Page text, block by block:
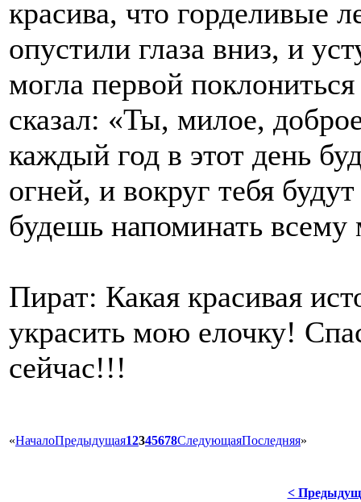
красива, что горделивые
опустили глаза вниз, и
могла первой
сказал: «Ты, милое,
каждый год в этот день
огней, и вокруг тебя
будешь напоминать
Пират: Какая красивая
украсить мою елочку!
сейчас!!!
«НачалоПредыдущая12345678СледующаяПоследняя»
<